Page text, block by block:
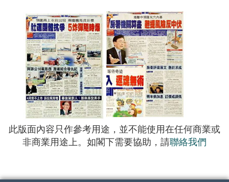
此版面內容只作參考用途，並不能使用在任何商業或
非商業用途上。如閣下需要協助，請聯絡我們